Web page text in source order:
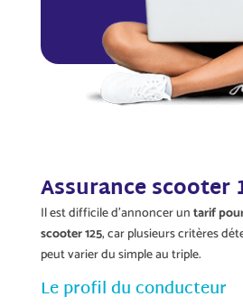
Assurance scooter
Il est difficile d’annoncer untarif
scooter 125, car plusieurs critères
peut varier du simple au triple.
Le profil du conducteur